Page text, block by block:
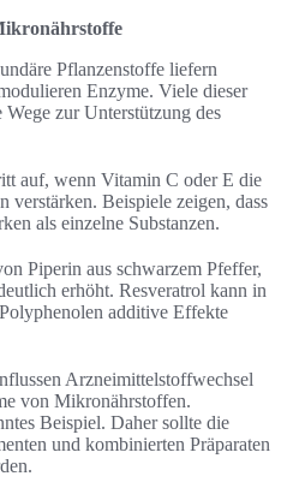
Pflanzenstoffe liefern
Enzyme. Viele dieser
zur Unterstützung des
auf, wenn Vitamin C oder E die
verstärken. Beispiele zeigen, dass
als einzelne Substanzen.
Piperin aus schwarzem Pfeffer,
erhöht. Resveratrol kann in
additive Effekte
Arzneimittelstoffwechsel
von Mikronährstoffen.
Beispiel. Daher sollte die
und kombinierten Präparaten